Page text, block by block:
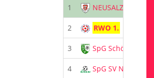
1 NEUSALZ 2.
2 RWO 1.
3 SpG Schönbach
4 SpG SV Neueiba